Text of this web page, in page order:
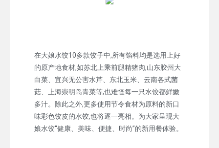
在大娘水饺10多款饺子中,所有馅料均是选用上好
的原产地食材,如苏北上乘前腿精猪肉,山东胶州大
白菜、宜兴无公害水芹、东北玉米、云南各式菌
菇、上海崇明岛青菜等,也难怪每一只水饺都鲜嫩
多汁。除此之外,更多使用节令食材为原料的新口
味彩色饺皮的水饺,也将逐一亮相。为大家呈现大
娘水饺“健康、美味、便捷、时尚”的新用餐体验。